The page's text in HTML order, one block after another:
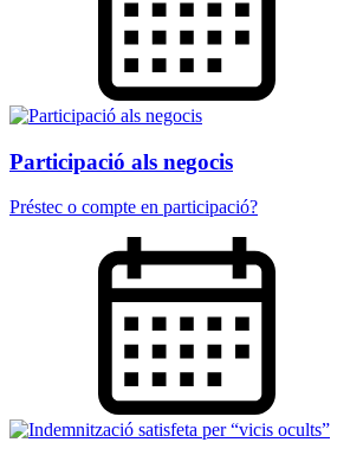
Participació als negocis
Préstec o compte en participació?